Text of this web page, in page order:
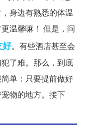
身边有熟悉的体温
温馨嘛！ 但是，问
好。有些酒店甚至会
了难。那么，到底
单：只要提前做好
物的地方。接下